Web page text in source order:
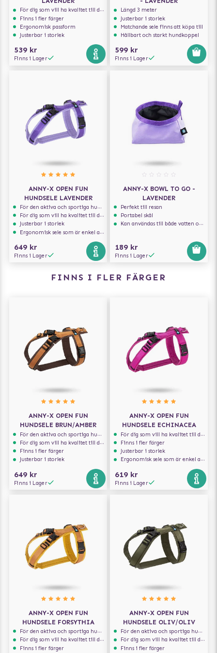
För dig som vill ha kvalitet till din hund!
Finns i fler färger
Ergonomisk passform
Justerbar i storlek
539 kr
Finns i Lager
Längd 3 meter
Justerbar i storlek
Matchande sele finns att köpa till
Hållbart och starkt hundkoppel
599 kr
Finns i Lager
ANNY-X OPEN FUN
HUNDSELE LAVENDER
För den aktiva och sportiga hunden
För dig som vill ha kvalitet till din hund!
Justerbar i storlek
Ergonomisk sele som är enkel att ta på och av
649 kr
Finns i Lager
ANNY-X BOWL TO GO -
LAVENDER
Perfekt till resan
Portabel skål
Kan användas till både vatten och mat
189 kr
Finns i Lager
FINNS I FLER FÄRGER
ANNY-X OPEN FUN
HUNDSELE BRUN/AMBER
För den aktiva och sportiga hunden
För dig som vill ha kvalitet till din hund!
Finns i fler färger
Justerbar i storlek
649 kr
Finns i Lager
ANNY-X OPEN FUN
HUNDSELE ECHINACEA
För dig som vill ha kvalitet till din hund!
Finns i fler färger
Justerbar i storlek
Ergonomisk sele som är enkel att ta på och av
619 kr
Finns i Lager
ANNY-X OPEN FUN
HUNDSELE FORSYTHIA
För den aktiva och sportiga hunden
För dig som vill ha kvalitet till din hund!
Finns i fler färger
ANNY-X OPEN FUN
HUNDSELE OLIV/OLIV
För den aktiva och sportiga hunden
För dig som vill ha kvalitet till din hund!
Finns i fler färger